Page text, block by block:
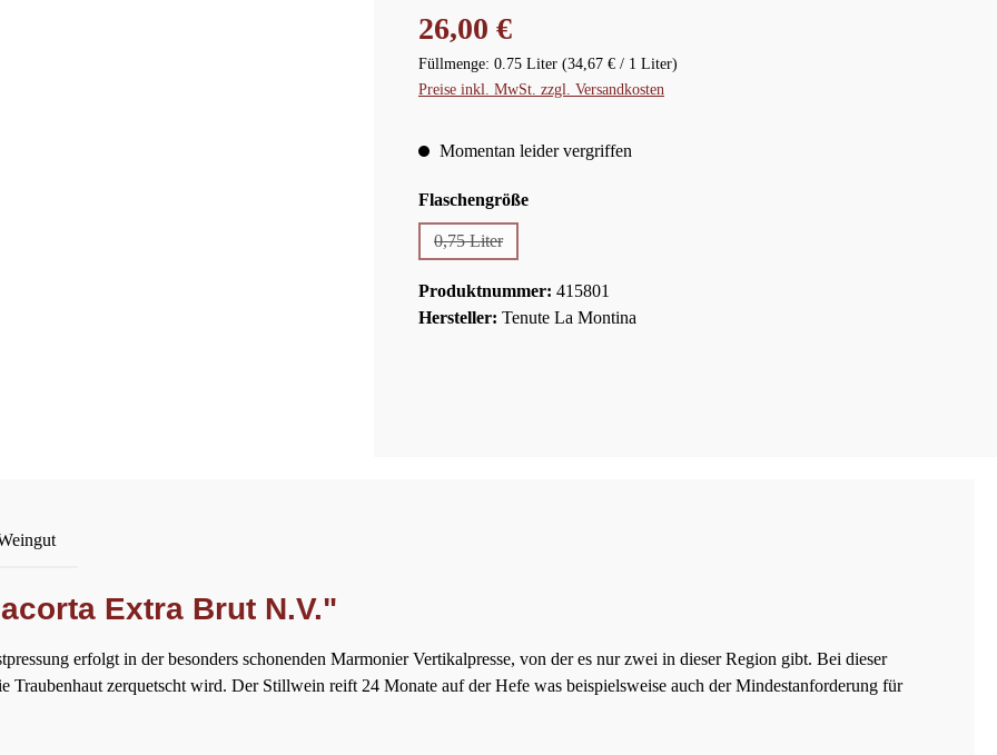
Regulärer Preis:
26,00 €
Füllmenge: 0.75 Liter (34,67 € / 1 Liter)
Preise inkl. MwSt. zzgl. Versandkosten
Momentan leider vergriffen
Flaschengrößeauswählen
0,75 Liter
Produktnummer: 415801
Hersteller: Tenute La Montina
Extra Brut N.V."
erfolgt in der besonders schonenden Marmonier Vertikalpresse, von der es nur zwei in dieser Region gibt. Bei dieser
Traubenhaut zerquetscht wird. Der Stillwein reift 24 Monate auf der Hefe was beispielsweise auch der Mindestanforderung für